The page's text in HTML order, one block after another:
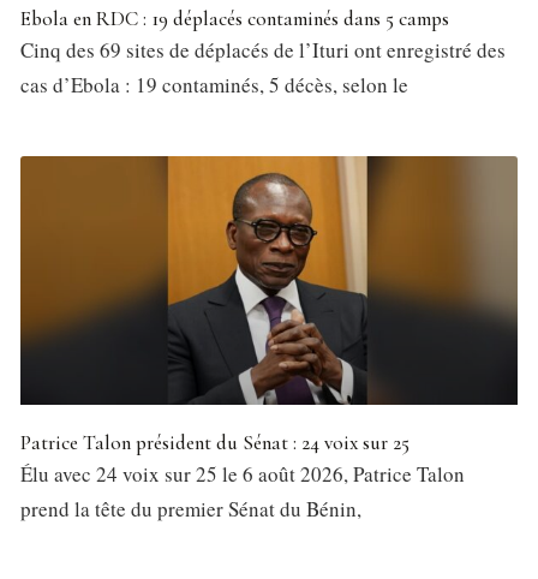
Ebola en RDC : 19 déplacés contaminés dans 5 camps
Cinq des 69 sites de déplacés de l’Ituri ont enregistré des
cas d’Ebola : 19 contaminés, 5 décès, selon le
Patrice Talon président du Sénat : 24 voix sur 25
Élu avec 24 voix sur 25 le 6 août 2026, Patrice Talon
prend la tête du premier Sénat du Bénin,